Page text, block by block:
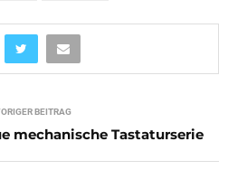
BEITRAG
mechanische Tastaturserie